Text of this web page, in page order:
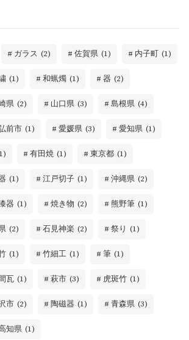
ガラス (2) 佐賀県 (1) 内子町 (1)
(1) 和蝋燭 (1) 器 (2)
県 (2) 山口県 (3) 島根県 (4)
前市 (1) 愛媛県 (3) 愛知県 (1)
有田焼 (1) 東京都 (1)
(1) 江戸切子 (1) 沖縄県 (2)
器 (1) 焼き物 (2) 熊野筆 (1)
(2) 石見神楽 (2) 祭り (1)
(1) 竹細工 (1) 筆 (1)
瓦 (1) 萩市 (3) 虎斑竹 (1)
市 (2) 陶磁器 (1) 青森県 (3)
知県 (1)